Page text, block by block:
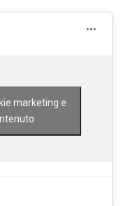
marketing e